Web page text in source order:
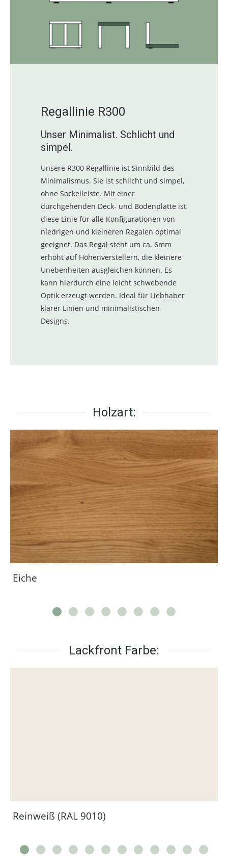
Regallinie R300
Unser Minimalist. Schlicht und
simpel.
Unsere R300 Regallinie ist Sinnbild des
Minimalismus. Sie ist schlicht und simpel,
ohne Sockelleiste. Mit einer
durchgehenden Deck- und Bodenplatte ist
diese Linie für alle Konfigurationen von
niedrigen und kleineren Regalen optimal
geeignet. Das Regal steht um ca. 6mm
erhöht auf Höhenverstellern, die kleinere
Unebenheiten ausgleichen können. Es
kann hierdurch eine leicht schwebende
Optik erzeugt werden. Ideal für Liebhaber
klarer Linien und minimalistischen
Designs.
Holzart:
Eiche
Lackfront Farbe:
Reinweiß (RAL 9010)